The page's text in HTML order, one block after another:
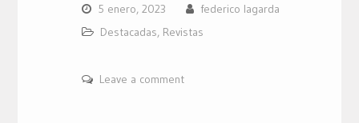
5 enero, 2023
federico lagarda
Destacadas, Revistas
Leave a comment